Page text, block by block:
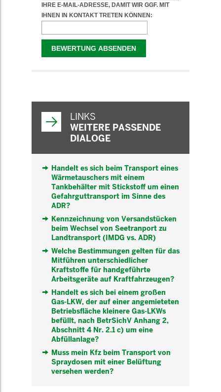
LINKS
WEITERE PASSENDE
DIALOGE
Handelt es sich beim Transport eines
Wärmetauschers mit einem
Tankbehälter mit Stickstoff um einen
Gefahrguttransport im Sinne des
ADR?
Kennzeichnung von Versandstücken
beim Wechsel von Seetranport zu
Landtransport (IMDG vs. ADR)
Welche Bestimmungen gelten für das
Mitführen unterschiedlicher
Kraftstoffe für handgeführte
Arbeitsgeräte auf Kraftfahrzeugen?
Handelt es sich bei einem großen
Gas-LKW, der auf einer angemieteten
Betriebsfläche kleinere Gas-LKWs
befüllt, nach BetrSichV Anhang 2,
Abschnitt 4 Nr. 2.1 c) um eine
Abfüllanlage?
Muss mein Kfz beim Transport von
Spraydosen mit einer Belüftung
versehen werden?